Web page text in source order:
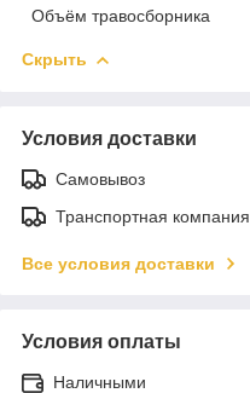
Объём травосборника
Скрыть
Условия доставки
Самовывоз
Транспортная компания
Все условия доставки
Условия оплаты
Наличными